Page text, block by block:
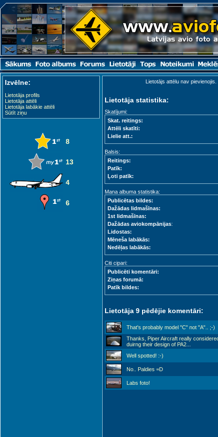
Izvēlne:
Lietotāja profils
Lietotāja attēli
Lietotāja labākie attēli
Sūtīt ziņu
8
13
4
6
Lietotājs attēlu nav pievienojis.
Lietotāja statistika:
Skatījumi:
Skat. reitings:
Attēli skatīti:
Lielie att.:
Balsis:
Reitings:
Patīk:
Ļoti patīk:
Mana albuma statistika:
Publicētas bildes:
Dažādas lidmašīnas:
1st lidmašīnas:
Dažādas aviokompānijas:
Lidostas:
Mēneša labākās:
Nedēļas labākās:
Citi cipari:
Publicēti komentāri:
Ziņas forumā:
Patīk bildes:
Lietotāja 9 pēdējie komentāri:
That's probably model "C" not "A".. ;-)
Thanks, Piper Aircraft really
duirng their design of PA2
Well spotted! :-)
No.. Paldies =D
Labs foto!